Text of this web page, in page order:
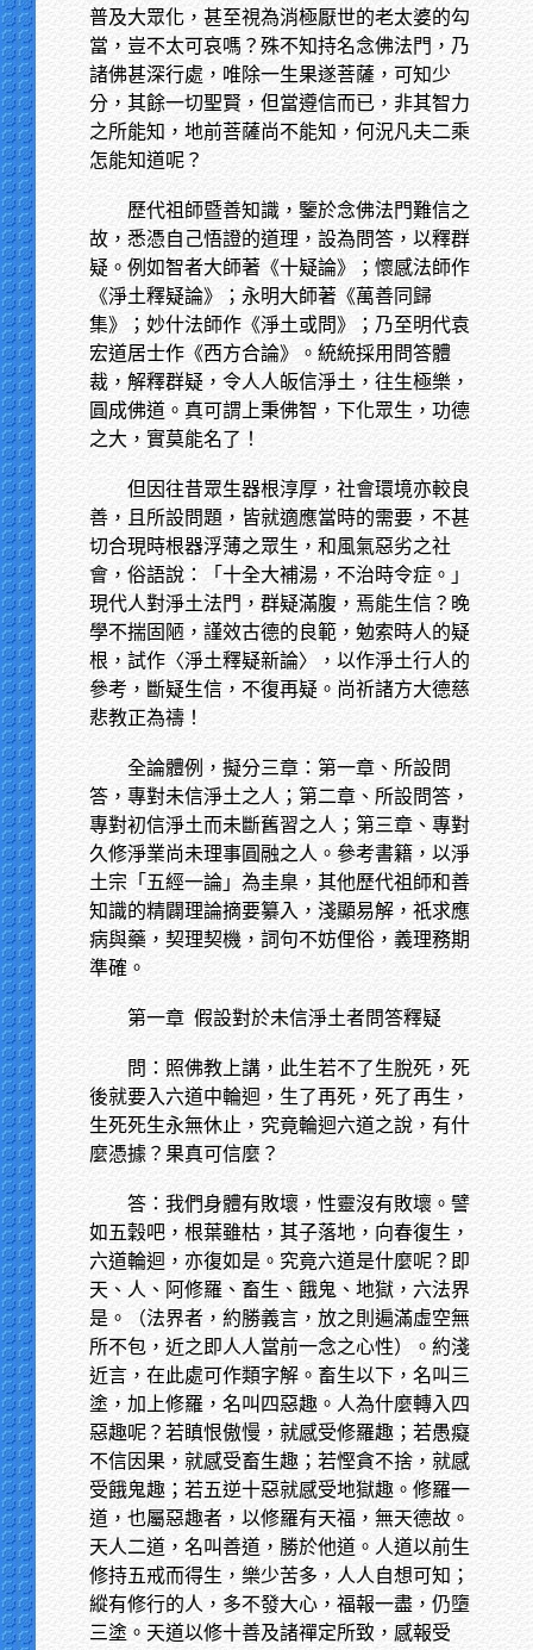
普及大眾化，甚至視為消極厭世的老太婆的勾
當，豈不太可哀嗎？殊不知持名念佛法門，乃
諸佛甚深行處，唯除一生果遂菩薩，可知少
分，其餘一切聖賢，但當遵信而已，非其智力
之所能知，地前菩薩尚不能知，何況凡夫二乘
怎能知道呢？
歷代祖師暨善知識，鑒於念佛法門難信之
故，悉憑自己悟證的道理，設為問答，以釋群
疑。例如智者大師著《十疑論》；懷感法師作
《淨土釋疑論》；永明大師著《萬善同歸
集》；妙什法師作《淨土或問》；乃至明代袁
宏道居士作《西方合論》。統統採用問答體
裁，解釋群疑，令人人皈信淨土，往生極樂，
圓成佛道。真可謂上秉佛智，下化眾生，功德
之大，實莫能名了！
但因往昔眾生器根淳厚，社會環境亦較良
善，且所設問題，皆就適應當時的需要，不甚
切合現時根器浮薄之眾生，和風氣惡劣之社
會，俗語說：「十全大補湯，不治時令症。」
現代人對淨土法門，群疑滿腹，焉能生信？晚
學不揣固陋，謹效古德的良範，勉索時人的疑
根，試作〈淨土釋疑新論〉，以作淨土行人的
參考，斷疑生信，不復再疑。尚祈諸方大德慈
悲教正為禱！
全論體例，擬分三章：第一章、所設問
答，專對未信淨土之人；第二章、所設問答，
專對初信淨土而未斷舊習之人；第三章、專對
久修淨業尚未理事圓融之人。參考書籍，以淨
土宗「五經一論」為圭臬，其他歷代祖師和善
知識的精闢理論摘要纂入，淺顯易解，祇求應
病與藥，契理契機，詞句不妨俚俗，義理務期
準確。
第一章 假設對於未信淨土者問答釋疑
問：照佛教上講，此生若不了生脫死，死
後就要入六道中輪迴，生了再死，死了再生，
生死死生永無休止，究竟輪迴六道之說，有什
麼憑據？果真可信麼？
答：我們身體有敗壞，性靈沒有敗壞。譬
如五穀吧，根葉雖枯，其子落地，向春復生，
六道輪迴，亦復如是。究竟六道是什麼呢？即
天、人、阿修羅、畜生、餓鬼、地獄，六法界
是。（法界者，約勝義言，放之則遍滿虛空無
所不包，近之即人人當前一念之心性）。約淺
近言，在此處可作類字解。畜生以下，名叫三
塗，加上修羅，名叫四惡趣。人為什麼轉入四
惡趣呢？若瞋恨傲慢，就感受修羅趣；若愚癡
不信因果，就感受畜生趣；若慳貪不捨，就感
受餓鬼趣；若五逆十惡就感受地獄趣。修羅一
道，也屬惡趣者，以修羅有天福，無天德故。
天人二道，名叫善道，勝於他道。人道以前生
修持五戒而得生，樂少苦多，人人自想可知；
縱有修行的人，多不發大心，福報一盡，仍墮
三塗。天道以修十善及諸禪定所致，感報受